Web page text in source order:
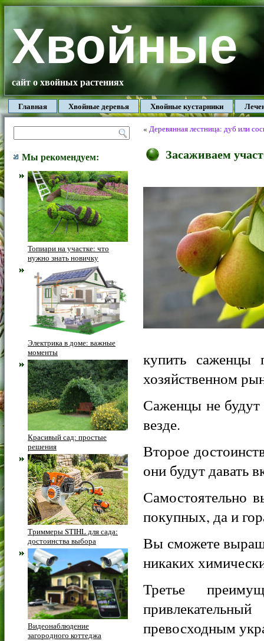
Хвойные
сайт о хвойных растениях
Главная Хвойные деревья Хвойные кустарники
Мы рекомендуем:
Топиари на участке: что
нужно знать новичку
Электрика в доме: важные
моменты
Красивый сад: простые
решения
Триммеры STIHL для сада:
достоинства выбора
Видеонаблюдение
загородного коттеджа
« Деревянная лестница: дуб или
Засаживаем
купить
хозяйственном
Саженцы не будут
везде.
Второе
они будут давать
Самостоятельно
покупных, да и
Вы сможете
никаких
Третье
превосходным